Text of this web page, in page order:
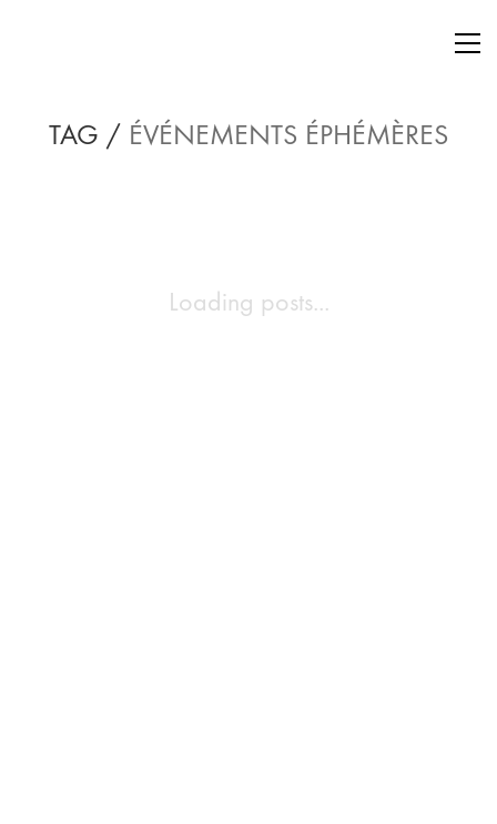
TAG / ÉVÉNEMENTS ÉPHÉMÈRES
Loading posts...